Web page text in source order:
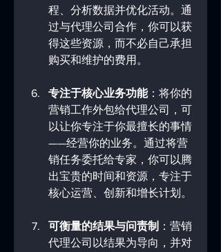
程、分析数据并优化活动。通
过与代理公司合作，你可以获
得这些资源，而不必自己承担
购买和维护的费用。
专注于核心业务功能：将你的
营销工作外包给代理公司，可
以让你专注于你最擅长的事情
——经营你的业务。通过将营
销任务委托给专家，你可以腾
出宝贵的时间和资源，专注于
核心运营、创新和增长计划。
可衡量的结果与问责制 ：营销
代理公司以结果为导向，并对